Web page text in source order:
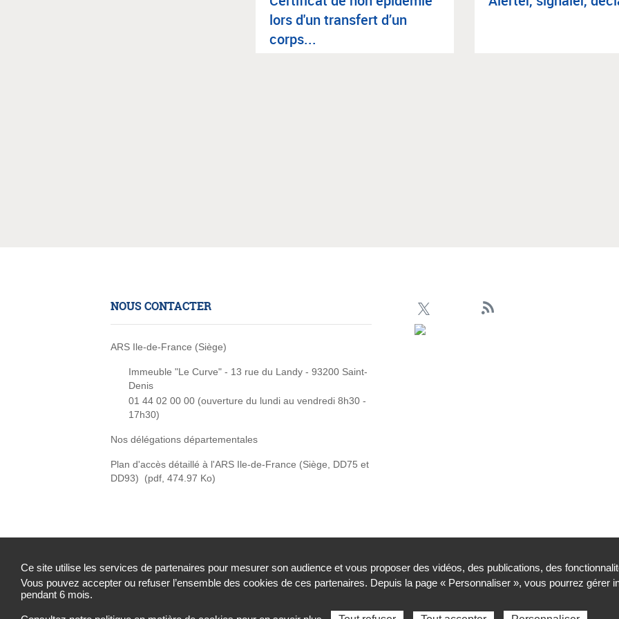
Ce site utilise les services de partenaires pour mesurer son audience et vous proposer des vidéos, des publications, des
Vous pouvez accepter ou refuser l’ensemble des cookies de ces partenaires. Depuis la page « Personnaliser », vous pourrez
pendant 6 mois.
lors d'un trans­fert d’un
corps...
NOUS CONTACTER
ARS Ile-de-France (Siège)
Immeuble "Le Curve" - 13 rue du Landy - 93200 Saint-
Denis
01 44 02 00 00 (ouverture du lundi au vendredi 8h30 -
17h30)
Nos délégations départementales
Plan d'accès détaillé à l'ARS Ile-de-France (Siège, DD75 et
DD93)
(pdf, 474.97 Ko)
Accessibilité : partiellement conforme Mentions légales Contacts Plan du site Traitement de